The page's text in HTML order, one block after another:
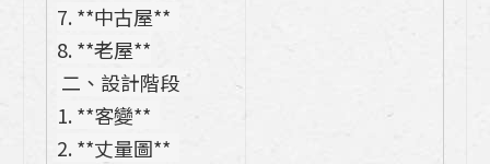
【04熱愛生活的人x TAKARA琺瑯廚具】
注重天然材料和開放感的空間
【03熱愛生活的人x TAKARA琺瑯廚具】
家庭可以渡過美好時光的生活
7. **中古屋**
8. **老屋**
二、設計階段
1. **客變**
2. **丈量圖**